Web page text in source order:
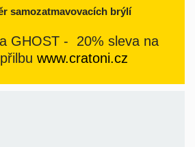
samozatmavovacích brýlí
GHOST - 20% sleva na
www.cratoni.cz